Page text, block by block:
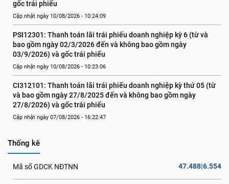
gốc trái phiếu
Cập nhật ngày 10/08/2026 - 10:24:09
PSI12301: Thanh toán lãi trái phiếu doanh nghiệp kỳ 6 (từ và
bao gồm ngày 02/3/2026 đến và không bao gồm ngày
03/9/2026) và gốc trái phiếu
Cập nhật ngày 10/08/2026 - 10:23:06
CI312101: Thanh toán lãi trái phiếu doanh nghiệp kỳ thứ 05 (từ
và bao gồm ngày 27/8/2025 đến và không bao gồm ngày
27/8/2026) và gốc trái phiếu
Cập nhật ngày 07/08/2026 - 16:22:47
Thống kê
Mã số GDCK NĐTNN 47.488|6.554